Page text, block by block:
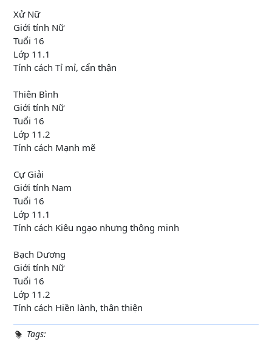
Xử Nữ
Giới tính Nữ
Tuổi 16
Lớp 11.1
Tính cách Tỉ mỉ, cẩn thận
Thiên Bình
Giới tính Nữ
Tuổi 16
Lớp 11.2
Tính cách Mạnh mẽ
Cự Giải
Giới tính Nam
Tuổi 16
Lớp 11.1
Tính cách Kiêu ngạo nhưng thông minh
Bạch Dương
Giới tính Nữ
Tuổi 16
Lớp 11.2
Tính cách Hiền lành, thân thiện
Tags: